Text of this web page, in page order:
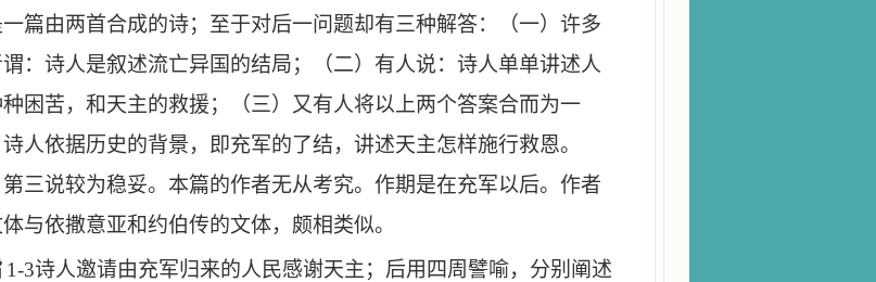
篇由两首合成的诗；至于对后一问题却有三种解答：（一）许多
：诗人是叙述流亡异国的结局；（二）有人说：诗人单单讲述人
困苦，和天主的救援；（三）又有人将以上两个答案合而为一
人依据历史的背景，即充军的了结，讲述天主怎样施行救恩。
三说较为稳妥。本篇的作者无从考究。作期是在充军以后。作者
与依撒意亚和约伯传的文体，颇相类似。
1-3诗人邀请由充军归来的人民感谢天主；后用四周譬喻，分别阐述